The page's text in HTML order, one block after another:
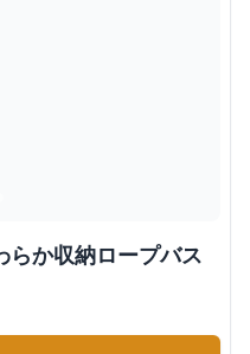
らか収納ロープバス